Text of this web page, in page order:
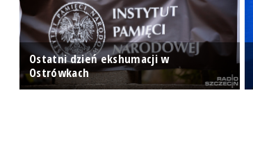
Ostatni dzień ekshumacji w
Ostrówkach